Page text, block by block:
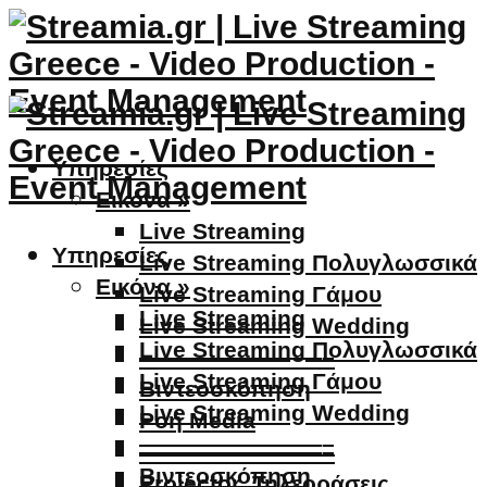
Υπηρεσίες
Εικόνα »
Live Streaming
Live Streaming Πολυγλωσσικά
Live Streaming Γάμου
Live Streaming Wedding
————————–
Βιντεοσκόπηση
Ροή Media
————————–
Υπηρεσίες
Εικόνα »
Live Streaming
Live Streaming Πολυγλωσσικά
Live Streaming Γάμου
Live Streaming Wedding
————————–
Βιντεοσκόπηση